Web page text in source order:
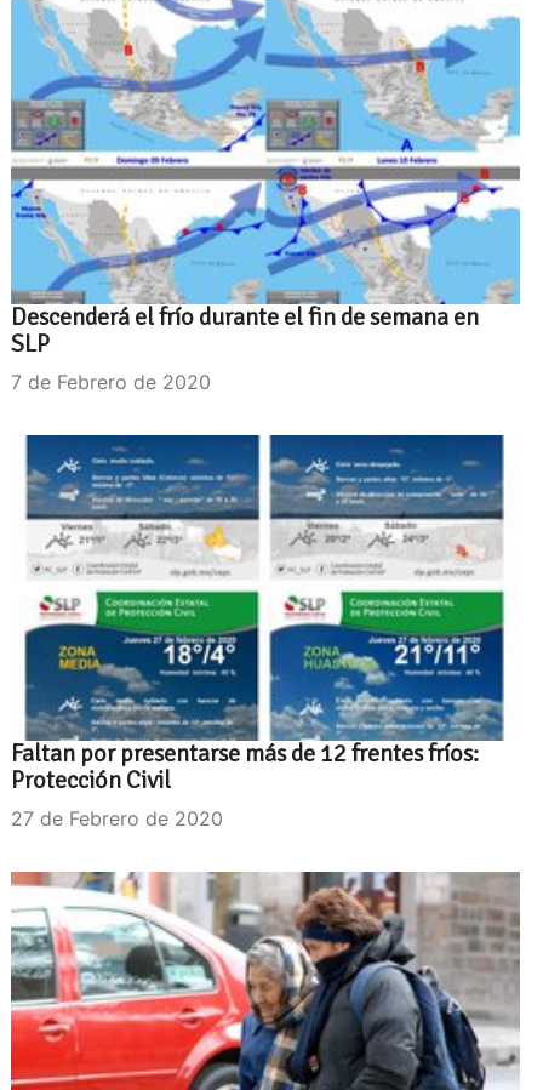
Descenderá el frío durante el fin de semana en
SLP
7 de Febrero de 2020
Faltan por presentarse más de 12 frentes fríos:
Protección Civil
27 de Febrero de 2020